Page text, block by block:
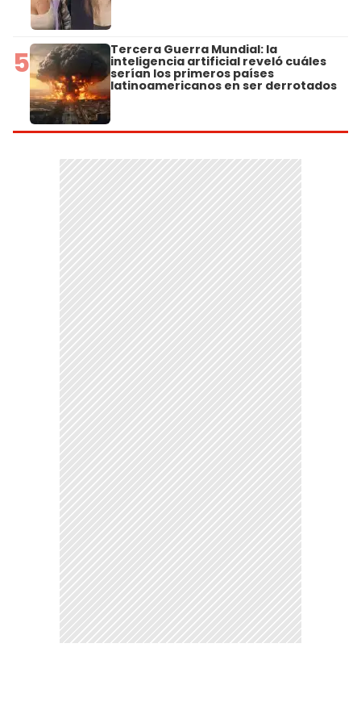
5 Tercera Guerra Mundial: la
inteligencia artificial reveló cuáles
serían los primeros países
latinoamericanos en ser derrotados